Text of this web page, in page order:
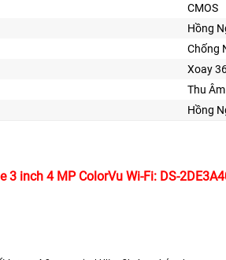
CMOS
Hồng
Chống
Xoay
Thu Âm
Hồng
3 inch 4 MP ColorVu Wi-Fi: DS-